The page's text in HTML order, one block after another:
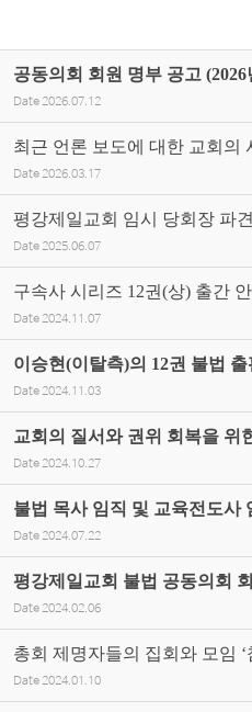
공동의회 회원 명부 공고
Date 2026.07.12
최근 언론 보도에 대한 교회의
Date 2026.03.17
평강제일교회 임시 당회장 파
Date 2025.06.07
구속사 시리즈 12권(상) 출간
Date 2024.11.07
이승현(이탈측)의 12권 불법
Date 2024.11.03
교회의 질서와 권위 회복을 위
Date 2024.10.27
불법 목사 임직 및 교육전도사
Date 2024.07.22
평강제일교회 불법 공동의회
Date 2024.02.06
총회 제명자들의 집회와 모임 ‘
Date 2024.01.10